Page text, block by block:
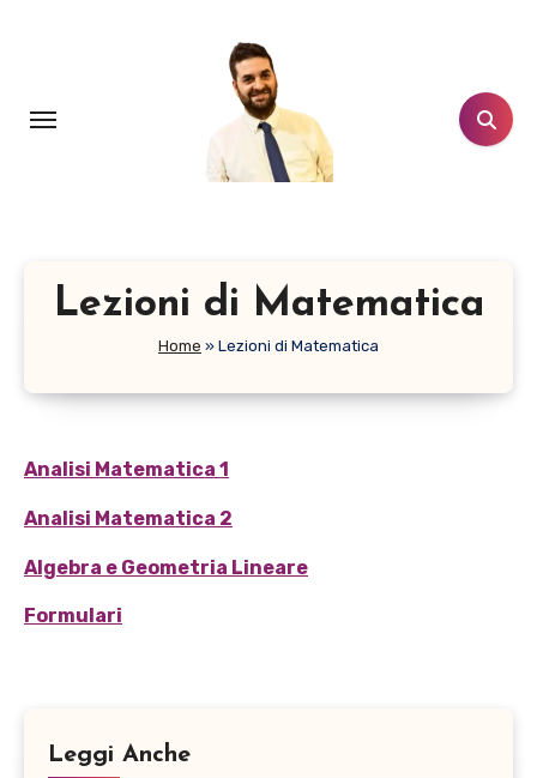
Lezioni di Matematica
Home » Lezioni di Matematica
Analisi Matematica 1
Analisi Matematica 2
Algebra e Geometria Lineare
Formulari
Leggi Anche